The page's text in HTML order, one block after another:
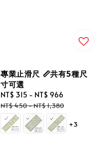
專業止滑尺 📏共有5種尺
寸可選
Sale
price
NT$ 315 - NT$ 966
NT$ 450-NT$ 1,380
+3